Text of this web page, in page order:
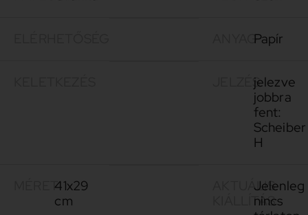
ANYAGPapír
JELZÉSjelezve
jobbra
fent:
Scheiber
H
MÉRET41x29
cm
AKTUÁLIS
KIÁLLÍTÁS
Jelenleg
nincs